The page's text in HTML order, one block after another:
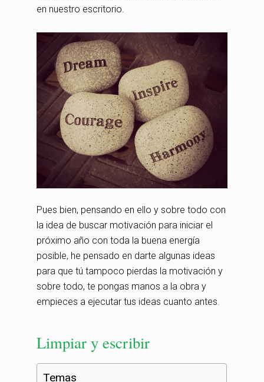
en nuestro escritorio.
Pues bien, pensando en ello y sobre todo con
la idea de buscar motivación para iniciar el
próximo año con toda la buena energía
posible, he pensado en darte algunas ideas
para que tú tampoco pierdas la motivación y
sobre todo, te pongas manos a la obra y
empieces a ejecutar tus ideas cuanto antes.
Limpiar y escribir
Temas